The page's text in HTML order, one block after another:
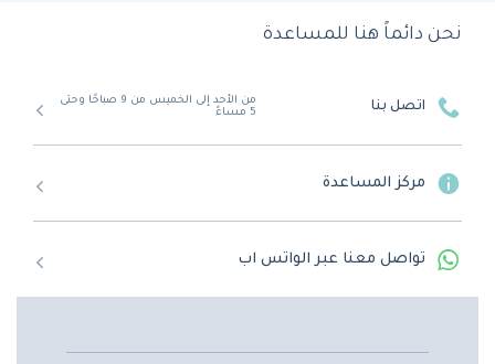
نحن دائماً هنا للمساعدة
اتصل بنا
من الأحد إلى الخميس من 9 صباحًا وحتى
5 مساءً
مركز المساعدة
تواصل معنا عبر الواتس اب